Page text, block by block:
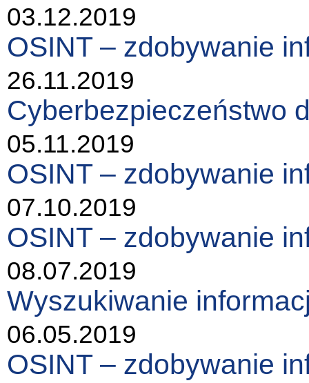
03.12.2019
OSINT – zdobywanie
26.11.2019
Cyberbezpieczeństwo
05.11.2019
OSINT – zdobywanie
07.10.2019
OSINT – zdobywanie
08.07.2019
Wyszukiwanie
06.05.2019
OSINT – zdobywanie